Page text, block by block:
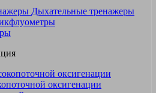
Дыхательные тренажеры
оксигенации